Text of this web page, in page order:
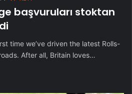
başvuruları stoktan
time we’ve driven the latest Rolls-
After all, Britain loves…